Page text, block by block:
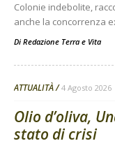
Colonie indebolite,
anche la concorrenza
Di Redazione Terra e Vita
ATTUALITÀ 4 Agosto 2026
Olio d’oliva,
stato di crisi